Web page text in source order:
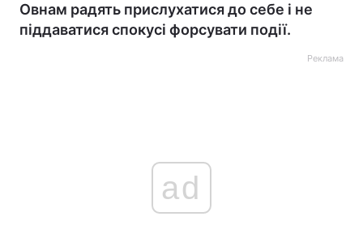
Овнам радять прислухатися до себе і не
піддаватися спокусі форсувати події.
Реклама
ad